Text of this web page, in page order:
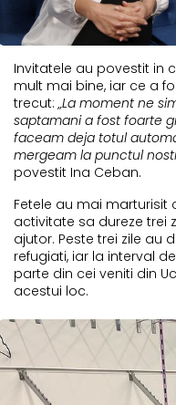
Invitatele au povestit in
mult mai bine, iar ce a
trecut: „La moment ne
saptamani a fost foarte
faceam deja totul
mergeam la punctul
povestit Ina Ceban.
Fetele au mai
activitate sa dureze trei
ajutor. Peste trei zile au
refugiati, iar la interval
parte din cei veniti din
acestui loc.